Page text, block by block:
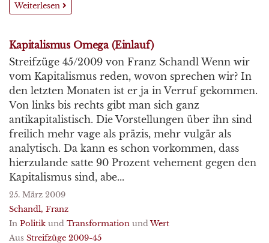
Weiterlesen
Kapitalismus Omega (Einlauf)
Streifzüge 45/2009 von Franz Schandl Wenn wir
vom Kapitalismus reden, wovon sprechen wir? In
den letzten Monaten ist er ja in Verruf gekommen.
Von links bis rechts gibt man sich ganz
antikapitalistisch. Die Vorstellungen über ihn sind
freilich mehr vage als präzis, mehr vulgär als
analytisch. Da kann es schon vorkommen, dass
hierzulande satte 90 Prozent vehement gegen den
Kapitalismus sind, abe...
25. März 2009
Schandl, Franz
In Politik und Transformation undWert
Aus Streifzüge 2009-45